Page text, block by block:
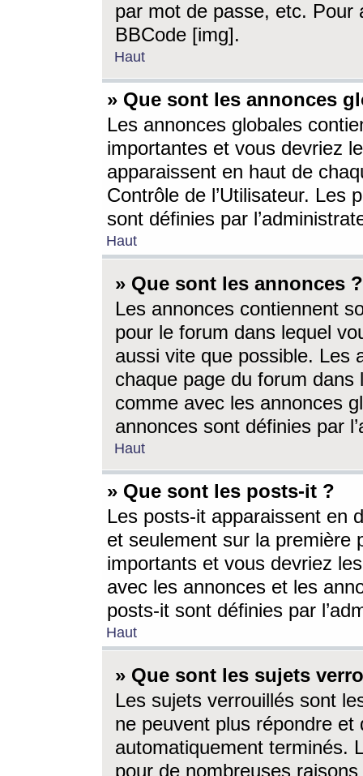
par mot de passe, etc. Pour
BBCode [img].
Haut
» Que sont les annonces
Les annonces globales
importantes et vous devriez
apparaissent en haut de
Contrôle de l’Utilisateur. Les
sont définies par
Haut
» Que sont les annonces ?
Les annonces contiennent
pour le forum dans lequel
aussi vite que possible. Les
chaque page du forum dans
comme avec les annonces
annonces sont définies par
Haut
» Que sont les posts-it ?
Les posts-it apparaissent en
et seulement sur la première
importants et vous devriez
avec les annonces et les
posts-it sont définies par
Haut
» Que sont les sujets
Les sujets verrouillés sont
ne peuvent plus répondre
automatiquement terminés.
pour de nombreuses